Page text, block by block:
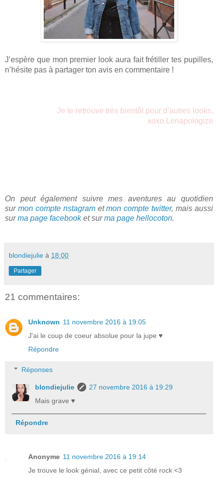
J’espère que mon premier look aura fait frétiller tes pupilles,
n’hésite pas à partager ton avis en commentaire !
Je te retrouve très bientôt pour d’autres looks,
xoxo Lenapologize
On peut également suivre mes aventures au quotidien
sur mon compte nstagrametmon compte twitter, mais aussi
surma page facebooket surma page hellocoton.
blondiejulie à 18:00
Partager
21 commentaires:
Unknown 11 novembre 2016 à 19:05
J'ai le coup de coeur absolue pour la jupe ♥
Répondre
Réponses
blondiejulie
27 novembre 2016 à 19:29
Mais grave ♥
Répondre
Anonyme 11 novembre 2016 à 19:14
Je trouve le look génial, avec ce petit côté rock <3